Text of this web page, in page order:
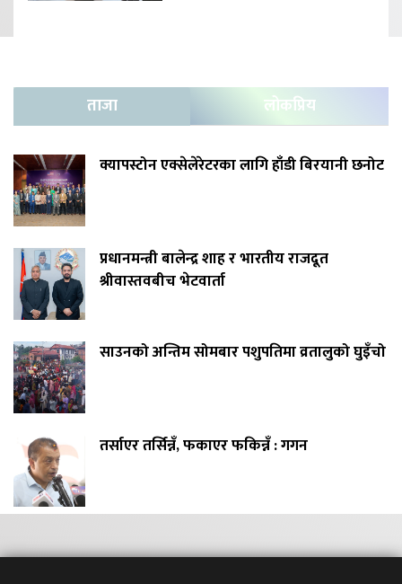
ताजा लोकप्रिय
क्यापस्टोन एक्सेलेरेटरका लागि हाँडी बिरयानी छनोट
प्रधानमन्त्री बालेन्द्र शाह र भारतीय राजदूत
श्रीवास्तवबीच भेटवार्ता
साउनको अन्तिम सोमबार पशुपतिमा व्रतालुको घुइँचो
तर्साएर तर्सिन्नँ, फकाएर फकिन्नँ : गगन